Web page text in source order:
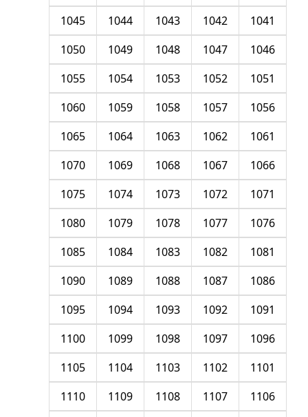
1041
1042
1043
1044
1045
1046
1047
1048
1049
1050
1051
1052
1053
1054
1055
1056
1057
1058
1059
1060
1061
1062
1063
1064
1065
1066
1067
1068
1069
1070
1071
1072
1073
1074
1075
1076
1077
1078
1079
1080
1081
1082
1083
1084
1085
1086
1087
1088
1089
1090
1091
1092
1093
1094
1095
1096
1097
1098
1099
1100
1101
1102
1103
1104
1105
1106
1107
1108
1109
1110